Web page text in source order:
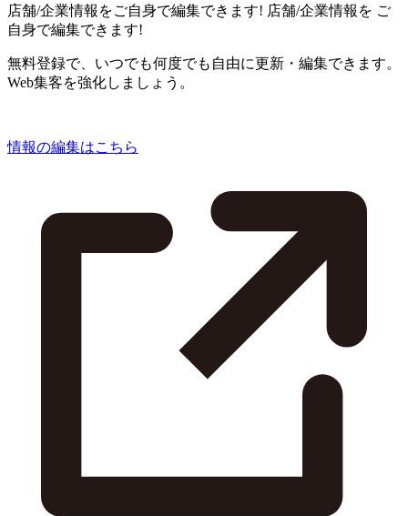
店舗/企業情報をご自身で編集できます! 店舗/企業情報を ご
自身で編集できます!
無料登録で、いつでも何度でも自由に更新・編集できます。
Web集客を強化しましょう。
情報の編集はこちら